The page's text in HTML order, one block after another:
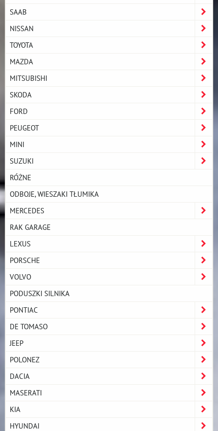
SAAB
NISSAN
TOYOTA
MAZDA
MITSUBISHI
SKODA
FORD
PEUGEOT
MINI
SUZUKI
RÓŻNE
ODBOJE, WIESZAKI TŁUMIKA
MERCEDES
RAK GARAGE
LEXUS
PORSCHE
VOLVO
PODUSZKI SILNIKA
PONTIAC
DE TOMASO
JEEP
POLONEZ
DACIA
MASERATI
KIA
HYUNDAI